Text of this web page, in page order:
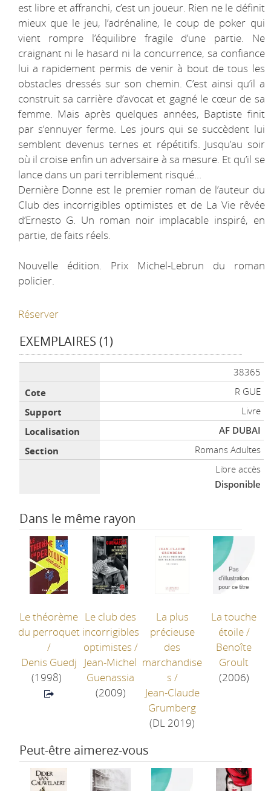
est libre et affranchi, c’est un joueur. Rien ne le définit
mieux que le jeu, l’adrénaline, le coup de poker qui
vient rompre l’équilibre fragile d’une partie. Ne
craignant ni le hasard ni la concurrence, sa confiance
lui a rapidement permis de venir à bout de tous les
obstacles dressés sur son chemin. C’est ainsi qu’il a
construit sa carrière d’avocat et gagné le cœur de sa
femme. Mais après quelques années, Baptiste finit
par s’ennuyer ferme. Les jours qui se succèdent lui
semblent devenus ternes et répétitifs. Jusqu’au soir
où il croise enfin un adversaire à sa mesure. Et qu’il se
lance dans un pari terriblement risqué…
Dernière Donne est le premier roman de l’auteur du
Club des incorrigibles optimistes et de La Vie rêvée
d’Ernesto G. Un roman noir implacable inspiré, en
partie, de faits réels.
Nouvelle édition. Prix Michel-Lebrun du roman
policier.
Réserver
EXEMPLAIRES (1)
38365
R GUE
Livre
AF DUBAI
Romans Adultes
Libre accès
Disponible
Dans le même rayon
Le théorème
du perroquet
/
Denis Guedj
(1998)
Le club des
incorrigibles
optimistes /
Jean-Michel
Guenassia
(2009)
La plus
précieuse
des
marchandise
s /
Jean-Claude
Grumberg
(DL 2019)
La touche
étoile/
Benoîte
Groult
(2006)
Peut-être aimerez-vous